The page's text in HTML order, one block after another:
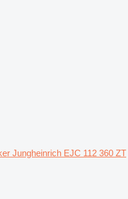
Jungheinrich EJC 112 360 ZT